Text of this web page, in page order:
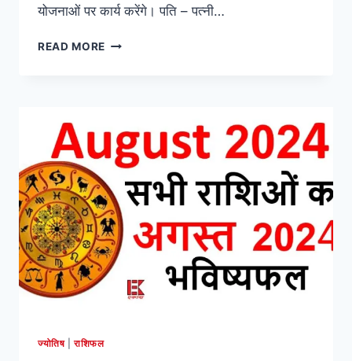
योजनाओं पर कार्य करेंगे। पति – पत्नी…
READ MORE रक्षाबंधन
18
से
अगस्त
2024
तक
का
भविष्यफल
ज्योतिष|राशिफल